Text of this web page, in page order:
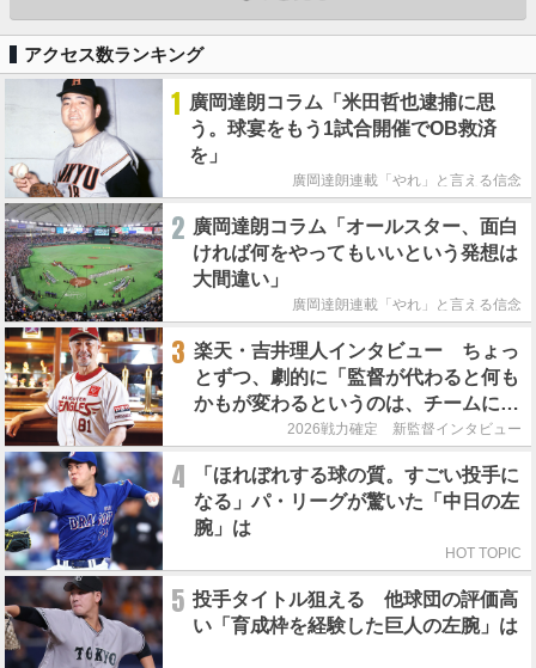
アクセス数ランキング
1 廣岡達朗コラム「米田哲也逮捕に思
う。球宴をもう1試合開催でOB救済
を」
廣岡達朗連載「やれ」と言える信念
2 廣岡達朗コラム「オールスター、面白
ければ何をやってもいいという発想は
大間違い」
廣岡達朗連載「やれ」と言える信念
3 楽天・吉井理人インタビュー ちょっ
とずつ、劇的に「監督が代わると何も
かもが変わるというのは、チームにと
って良くないことなんです」
2026戦力確定 新監督インタビュー
4
「ほれぼれする球の質。すごい投手に
なる」パ・リーグが驚いた「中日の左
腕」は
HOT TOPIC
5 投手タイトル狙える 他球団の評価高
い「育成枠を経験した巨人の左腕」は